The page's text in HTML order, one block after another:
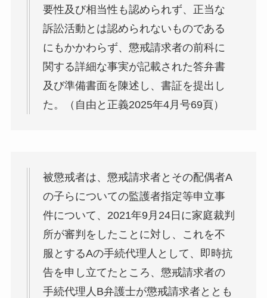
要性及び相当性も認められず、正当な
訴訟活動とは認められないものである
にもかかわらず、懲戒請求者の前科に
関する詳細な事実が記載された答弁書
及び準備書面を陳述し、書証を提出し
た。（自由と正義2025年4月号69頁）
被懲戒者は、懲戒請求者とその配偶者A
の子らについての監護者指定等申立事
件について、2021年9月24日に家庭裁判
所が審判をしたことに対し、これを不
服とするAの手続代理人として、即時抗
告を申し立てたところ、懲戒請求者の
手続代理人B弁護士が懲戒請求者ととも